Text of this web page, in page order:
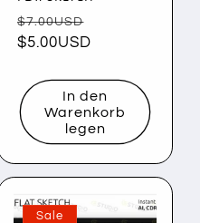
Normaler
Preis
$7.00USD
$5.00USD
In den
Warenkorb
legen
Sale